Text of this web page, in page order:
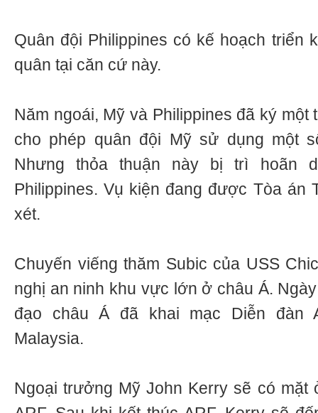
Quân đội Philippines có kế hoạch triển
quân tại căn cứ này.
Năm ngoái, Mỹ và Philippines đã ký
cho phép quân đội Mỹ sử dụng một
Nhưng thỏa thuận này bị trì hoãn
Philippines. Vụ kiện đang được Tòa án
xét.
Chuyến viếng thăm Subic của USS
nghị an ninh khu vực lớn ở châu Á.
đạo châu Á đã khai mạc Diễn đàn
Malaysia.
Ngoại trưởng Mỹ John Kerry sẽ có mặt